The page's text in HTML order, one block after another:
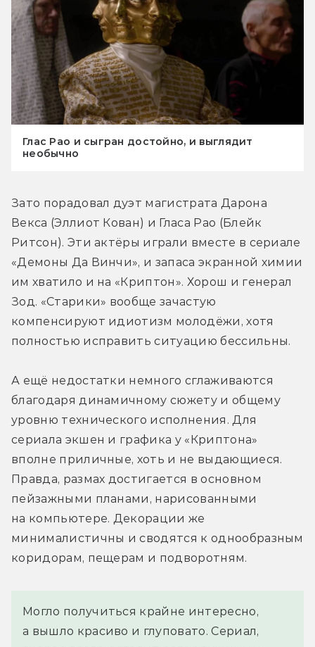
Глас Рао и сыгран достойно, и выглядит
необычно
Зато порадовал дуэт магистрата Дарона
Векса (Эллиот Кован) и Гласа Рао (Блейк
Ритсон). Эти актёры играли вместе в сериале
«Демоны Да Винчи», и запаса экранной химии
им хватило и на «Криптон». Хорош и генерал
Зод. «Старики» вообще зачастую
компенсируют идиотизм молодёжи, хотя
полностью исправить ситуацию бессильны.
А ещё недостатки немного сглаживаются
благодаря динамичному сюжету и общему
уровню технического исполнения. Для
сериала экшен и графика у «Криптона»
вполне приличные, хоть и не выдающиеся.
Правда, размах достигается в основном
пейзажными планами, нарисованными
на компьютере. Декорации же
минималистичны и сводятся к однообразным
коридорам, пещерам и подворотням.
Могло получиться крайне интересно,
а вышло красиво и глуповато. Сериал,